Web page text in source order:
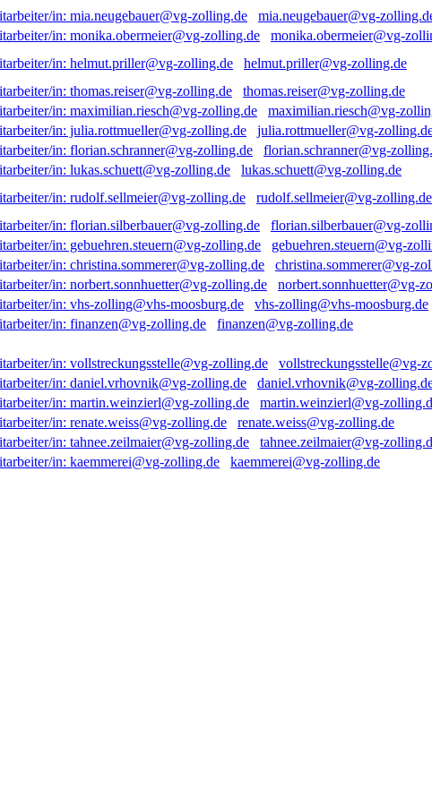
mia.neugebauer@vg-
monika.obermeier@vg-
helmut.priller@vg-zolling.de
thomas.reiser@vg-zolling.de
maximilian.riesch@vg-
julia.rottmueller@vg-
florian.schranner@vg-
lukas.schuett@vg-zolling.de
rudolf.sellmeier@vg-zolling.de
florian.silberbauer@vg-
gebuehren.steuern@vg-
christina.sommerer@vg-
norbert.sonnhuetter@vg-
vhs-zolling@vhs-moosburg.de
finanzen@vg-zolling.de
vollstreckungsstelle@vg-
daniel.vrhovnik@vg-
martin.weinzierl@vg-
renate.weiss@vg-zolling.de
tahnee.zeilmaier@vg-
kaemmerei@vg-zolling.de